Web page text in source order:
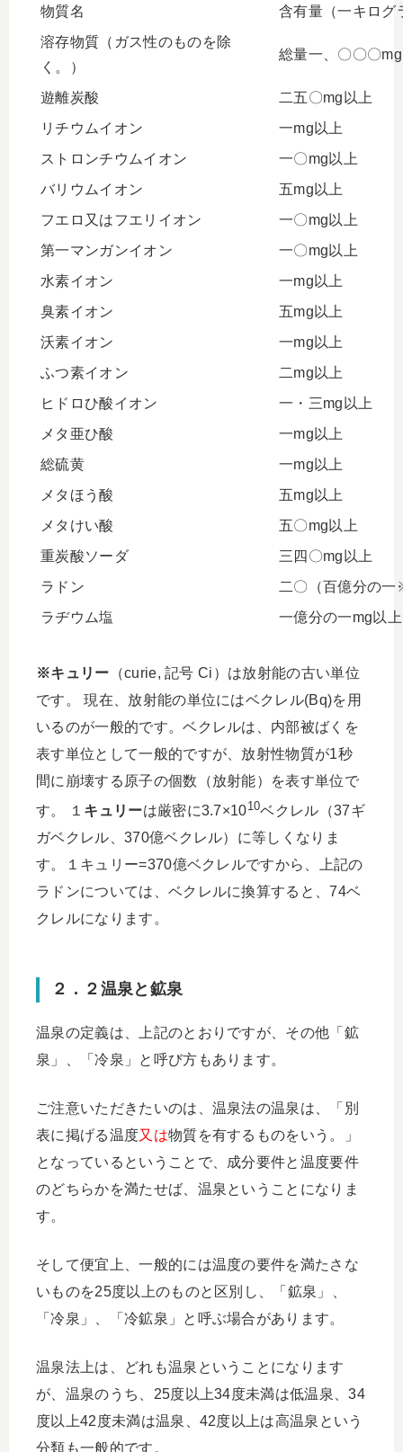
物質名
含有量（一キログ
溶存物質（ガス性のものを除
く。）
総量一、〇〇〇
遊離炭酸
二五〇mg以上
リチウムイオン
一mg以上
ストロンチウムイオン
一〇mg以上
バリウムイオン
五mg以上
フエロ又はフエリイオン
一〇mg以上
第一マンガンイオン
一〇mg以上
水素イオン
一mg以上
臭素イオン
五mg以上
沃素イオン
一mg以上
ふつ素イオン
二mg以上
ヒドロひ酸イオン
一・三mg以上
メタ亜ひ酸
一mg以上
総硫黄
一mg以上
メタほう酸
五mg以上
メタけい酸
五〇mg以上
重炭酸ソーダ
三四〇mg以上
ラドン
二〇（百億分の
ラヂウム塩
一億分の一mg以上
※キュリー （curie, 記号 Ci）は放射能の古い単位
です。 現在、放射能の単位にはベクレル(Bq)を用
いるのが一般的です。ベクレルは、内部被ばくを
表す単位として一般的ですが、放射性物質が1秒
間に崩壊する原子の個数（放射能）を表す単位で
す。 １ キュリーは厳密に3.7×1010ベクレル（37ギ
ガベクレル、370億ベクレル）に等しくなりま
す。１キュリー=370億ベクレルですから、上記の
ラドンについては、ベクレルに換算すると、74ベ
クレルになります。
２．２温泉と鉱泉
温泉の定義は、上記のとおりですが、その他「鉱
泉」、「冷泉」と呼び方もあります。
ご注意いただきたいのは、温泉法の温泉は、「別
表に掲げる温度又は物質を有するものをいう。」
となっているということで、成分要件と温度要件
のどちらかを満たせば、温泉ということになりま
す。
そして便宜上、一般的には温度の要件を満たさな
いものを25度以上のものと区別し、「鉱泉」、
「冷泉」、「冷鉱泉」と呼ぶ場合があります。
温泉法上は、どれも温泉ということになります
が、温泉のうち、25度以上34度未満は低温泉、34
度以上42度未満は温泉、42度以上は高温泉という
分類も一般的です。